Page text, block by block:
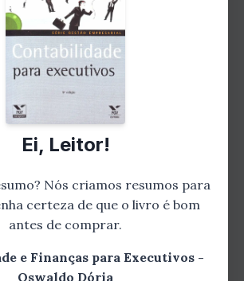
é uma poderosa
gestão financeira, que permite
os recursos disponíveis.
como elaborar um
considerando variáveis
operacionais,
fluxo de caixa. Com esse
o executivo será capaz de
de recursos e maximizar
empresa.
Ei, Leitor!
Nós criamos resumos para
certeza de que o livro é bom
antes de comprar.
e Finanças para Executivos -
Oswaldo Dória